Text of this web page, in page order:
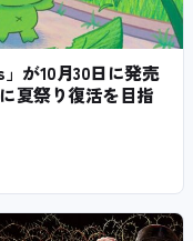
が10月30日に発売
夏祭り復活を目指